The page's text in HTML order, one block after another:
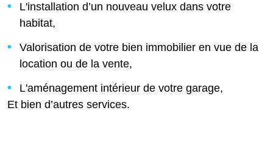
L'installation d’un nouveau velux dans votre
habitat,
Valorisation de votre bien immobilier en vue de la
location ou de la vente,
L'aménagement intérieur de votre garage,
Et bien d’autres services.